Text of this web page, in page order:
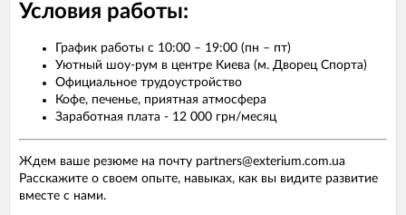
Условия работы:
График работы с 10:00 – 19:00 (пн – пт)
Уютный шоу-рум в центре Киева (м. Дворец Спорта)
Официальное трудоустройство
Кофе, печенье, приятная атмосфера
Заработная плата - 12 000 грн/месяц
Ждем ваше резюме на почту partners@exterium.com.ua
Расскажите о своем опыте, навыках, как вы видите развитие
вместе с нами.